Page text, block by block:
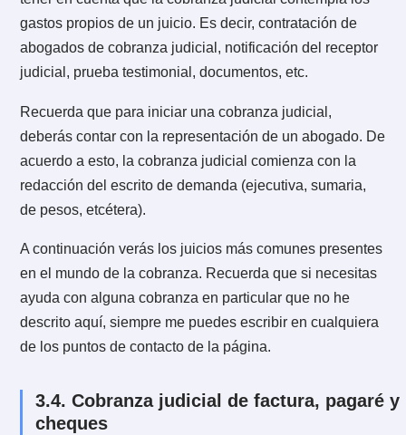
El costo es mucho más económico que iniciar un
ya sea por los honorarios legales como por los
receptores y embargos.
En cuanto al tiempo, si están dadas las condiciones,
Es menos agresivo que una demanda. En otras
palabras, puedes construir procesos de cobranza en
directamente.
Con la ayuda de un profesional ahorrarás tiempo al
tener que iniciar un proceso de escritos judiciales. Al
igual que en el punto anterior, esto evitará tensar la
relación.
demandado. Es decir, pueden venir de otras fuentes
en términos renovados que permita mantener una